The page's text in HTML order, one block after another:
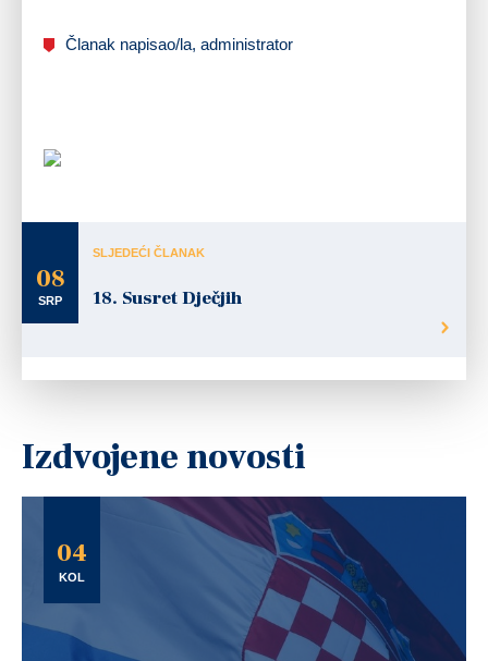
Članak napisao/la, administrator
08
SRP
SLJEDEĆI ČLANAK
18. Susret Dječjih
Izdvojene novosti
04
KOL